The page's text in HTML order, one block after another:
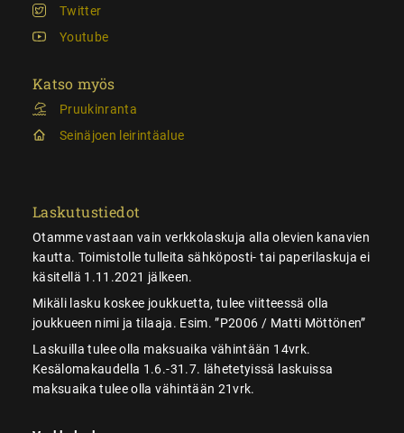
Twitter
Youtube
Katso myös
Pruukinranta
Seinäjoen leirintäalue
Laskutustiedot
Otamme vastaan vain verkkolaskuja alla olevien kanavien
kautta. Toimistolle tulleita sähköposti- tai paperilaskuja ei
käsitellä 1.11.2021 jälkeen.
Mikäli lasku koskee joukkuetta, tulee viitteessä olla
joukkueen nimi ja tilaaja. Esim. ”P2006 / Matti Möttönen”
Laskuilla tulee olla maksuaika vähintään 14vrk.
Kesälomakaudella 1.6.-31.7. lähetetyissä laskuissa
maksuaika tulee olla vähintään 21vrk.